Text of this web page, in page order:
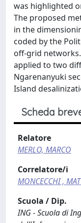
was highlighted
The proposed
in the
coded by the
off-grid
applied to two
Ngarenanyuki
Island
Scheda
Relatore
MERLO, MARCO
Correlatore/i
MONCECCHI ,
Scuola / Dip.
ING - Scuola di